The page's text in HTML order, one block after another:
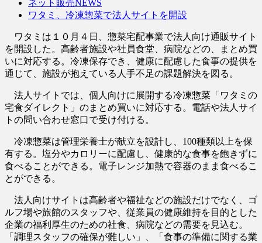
ネット販売NEWS
ワタミ、冷凍惣菜で法人サイトを開設
ワタミは１０月４日、惣菜宅配事業で法人向け通販サイト
を開設した。高齢者施設や社員食堂、病院などの、まとめ買
いに対応する。冷凍保存でき、健康に配慮した食事の提供を
通じて、施設が抱えている人手不足の課題解決を図る。
法人サイトでは、個人向けに展開する冷凍惣菜「ワタミの
宅食ダイレクト」のまとめ買いに対応する。電話や法人サイ
トの問い合わせ窓口で受け付ける。
冷凍惣菜は管理栄養士が献立を設計し、100種類以上を保
有する。塩分やカロリーに配慮し、健康的な食事を飽きずに
食べることができる。電子レンジ加熱で容器のまま食べるこ
とができる。
法人向けサイトは高齢者や福祉などの施設だけでなく、ゴ
ルフ場や旅館のスタッフや、従業員の健康維持を目的とした
企業の福利厚生のための社食、病院などの需要を見込む。
「調理スタッフの確保が難しい」、「食事の準備に関する業